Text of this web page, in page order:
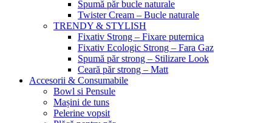
Spumă păr bucle naturale
Twister Cream – Bucle naturale
TRENDY & STYLISH
Fixativ Strong – Fixare puternica
Fixativ Ecologic Strong – Fara Gaz
Spumă păr strong – Stilizare Look
Ceară păr strong – Matt
Accesorii & Consumabile
Bowl si Pensule
Mașini de tuns
Pelerine vopsit